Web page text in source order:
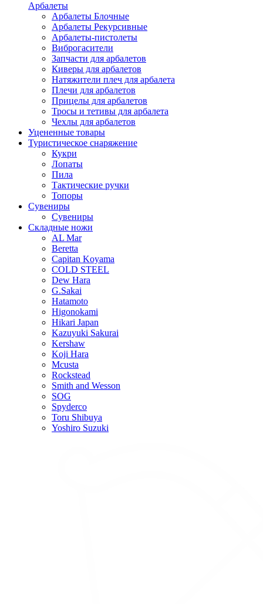
Арбалеты
Арбалеты Блочные
Арбалеты Рекурсивные
Арбалеты-пистолеты
Виброгасители
Запчасти для арбалетов
Киверы для арбалетов
Натяжители плеч для арбалета
Плечи для арбалетов
Прицелы для арбалетов
Тросы и тетивы для арбалета
Чехлы для арбалетов
Уцененные товары
Туристическое снаряжение
Кукри
Лопаты
Пила
Тактические ручки
Топоры
Сувениры
Сувениры
Складные ножи
AL Mar
Beretta
Capitan Koyama
COLD STEEL
Dew Hara
G.Sakai
Hatamoto
Higonokami
Hikari Japan
Kazuyuki Sakurai
Kershaw
Koji Hara
Mcusta
Rockstead
Smith and Wesson
SOG
Spyderco
Toru Shibuya
Yoshiro Suzuki